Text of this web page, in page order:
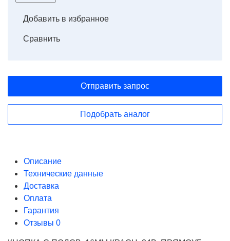
Добавить в избранное
Сравнить
Отправить запрос
Подобрать аналог
Описание
Технические данные
Доставка
Оплата
Гарантия
Отзывы 0